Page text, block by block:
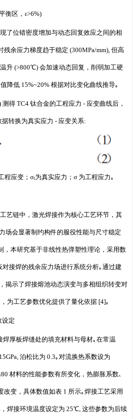
衡区，ε>6%)
了位错密度增加与动态回复效应之间的相
余应力梯度趋于稳定 (300MPa/mm), 但高
升 (>800℃) 会加速动态回复，削弱加工硬
降低 15%~20% 根据对比变化曲线推导｡
得 TC4 钛合金的工程应力 - 应变曲线后，
转换为真实应力 - 应变关系:
程应变；σₜ为真实应力；σ 为工程应力｡
艺链中，激光焊接作为核心工艺环节，其
场会显著制约构件的服役性能与尺寸稳定
，本研究基于非线性热弹塑性理论，采用数
接焊的残余应力场进行系统分析｡通过建
揭示了焊接熔池动态演变与多相组织转变对
为工艺参数优化提供了量化依据 [4]｡
设定
焊厚板焊缝处的填充材料与母材｡在常温
泊松比为 0.3｡对流换热系数设为
材料的性能参数有所变化，热膨胀系数､
改变，具体数值如表 1 所示｡焊接工艺采用
焊接环境温度设定为 25℃, 这些参数为后续